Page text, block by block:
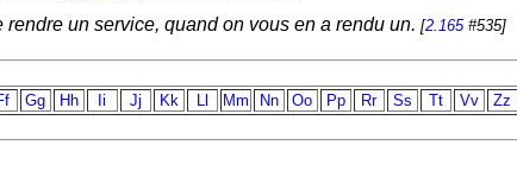
rendre un service, quand on vous en a rendu un. [2.165#535]
Gg Hh Ii Jj Kk Ll Mm Nn Oo Pp Rr Ss Tt Vv Zz